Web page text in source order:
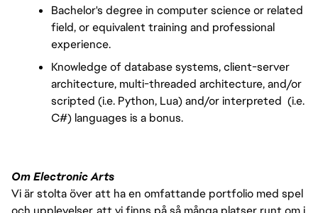
Bachelor's degree in computer science or related
field, or equivalent training and professional
experience.
Knowledge of database systems, client-server
architecture, multi-threaded architecture, and/or
scripted (i.e. Python, Lua) and/or interpreted  (i.e.
C#) languages is a bonus.
Om Electronic Arts
Vi är stolta över att ha en omfattande portfolio med spel